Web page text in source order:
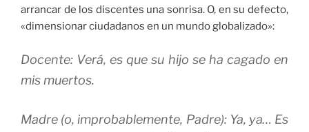
arrancar de los discentes una sonrisa. O, en su defecto,
«dimensionar ciudadanos en un mundo globalizado»:
Docente: Verá, es que su hijo se ha cagado en
mis muertos.
Madre (o, improbablemente, Padre): Ya, ya… Es